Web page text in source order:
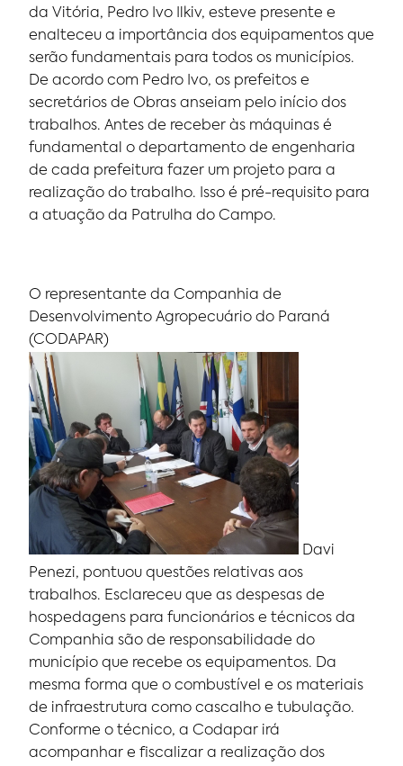
da Vitória, Pedro Ivo Ilkiv, esteve presente e
enalteceu a importância dos equipamentos que
serão fundamentais para todos os municípios.
De acordo com Pedro Ivo, os prefeitos e
secretários de Obras anseiam pelo início dos
trabalhos. Antes de receber às máquinas é
fundamental o departamento de engenharia
de cada prefeitura fazer um projeto para a
realização do trabalho. Isso é pré-requisito para
a atuação da Patrulha do Campo.
O representante da Companhia de
Desenvolvimento Agropecuário do Paraná
(CODAPAR)
Davi
Penezi, pontuou questões relativas aos
trabalhos. Esclareceu que as despesas de
hospedagens para funcionários e técnicos da
Companhia são de responsabilidade do
município que recebe os equipamentos. Da
mesma forma que o combustível e os materiais
de infraestrutura como cascalho e tubulação.
Conforme o técnico, a Codapar irá
acompanhar e fiscalizar a realização dos